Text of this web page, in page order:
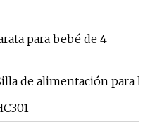
para bebé de 4
de alimentación para